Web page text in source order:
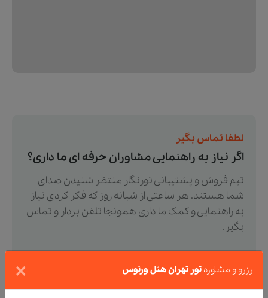
لطفا تماس بگیر
اگر نیاز به راهنمایی مشاوران حرفه ای ما داری؟
تیم فروش و پشتیبانی تورنگار منتظر شنیدن صدای
شما هستند. هر ساعتی از شبانه روز که فکر کردی نیاز
به راهنمایی و کمک ما داری همونجا تلفن بردار و تماس
بگیر.
ارتباط با ما
021-91097008
رزرو و مشاوره تور تهران هتل ورنوس ×